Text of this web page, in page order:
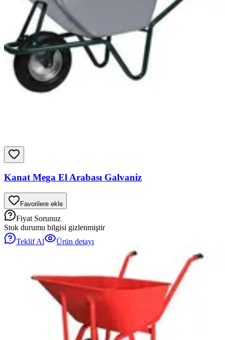
Kanat Mega El Arabası Galvaniz
Favorilere ekle
Fiyat Sorunuz
Stok durumu bilgisi gizlenmiştir
Teklif Al
Ürün detayı